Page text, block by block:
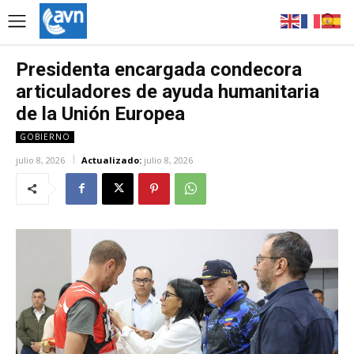
Presidenta encargada condecora
articuladores de ayuda humanitaria
de la Unión Europea
GOBIERNO
julio 8, 2026 Actualizado: julio 8, 2026